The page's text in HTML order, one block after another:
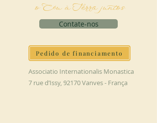
o Céu à Terra juntos
Contate-nos
Pedido de financiamento
Associatio Internationalis Monastica
7 rue d’Issy, 92170 Vanves - França